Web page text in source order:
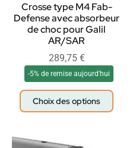
Crosse type M4 Fab-
Defense avec absorbeur
de choc pour Galil
AR/SAR
289,75 €
-5% de remise aujourd'hui
Choix des options